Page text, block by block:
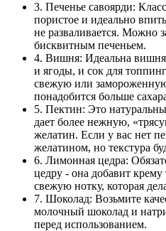
3. Печенье савоярди:
пористое и идеально
не разваливается. Можно
бисквитным печеньем.
4. Вишня: Идеальна вишня
и ягоды, и сок для
свежую или
понадобится больше
5. Пектин: Это
дает более нежную,
желатин. Если у вас нет
желатином, но текстура
6. Лимонная цедра:
цедру - она добавит
свежую нотку, которая
7. Шоколад: Возьмите
молочный шоколад и
перед использованием.